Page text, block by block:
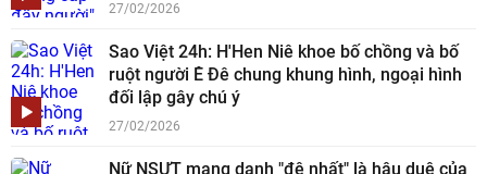
27/02/2026
Sao Việt 24h: H'Hen Niê khoe bố chồng và bố
ruột người Ê Đê chung khung hình, ngoại hình
đối lập gây chú ý
27/02/2026
Nữ NSƯT mang danh "đệ nhất" là hậu duệ của